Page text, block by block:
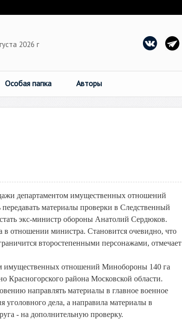
2026 г
Особая папка Авторы
департаментом имущественных отношений
материалы проверки в Следственный
экс-министр обороны Анатолий Сердюков.
в отношении министра. Становится очевидно, что
второстепенными персонажами, отмечает
имущественных отношений Минобороны 140 га
Красногорского района Московской области.
направлять материалы в главное военное
уголовного дела, а направила материалы в
- на дополнительную проверку.